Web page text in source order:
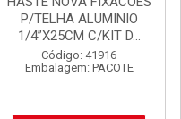
P/TELHA ALUMINIO
1/4”X25CM C/KIT D...
Código: 41916
Embalagem: PACOTE